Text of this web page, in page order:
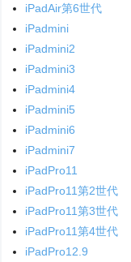
iPadAir第6世代
iPadmini
iPadmini2
iPadmini3
iPadmini4
iPadmini5
iPadmini6
iPadmini7
iPadPro11
iPadPro11第2世代
iPadPro11第3世代
iPadPro11第4世代
iPadPro12.9